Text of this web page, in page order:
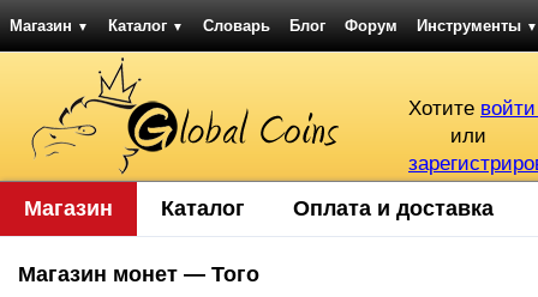
Магазин ▼ Каталог ▼ Словарь Блог Форум Инструменты ▼
Хотите
или
Магазин Каталог Оплата и доставка
Магазин монет — Того